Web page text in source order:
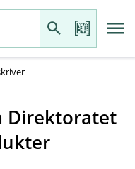
Direktoratet